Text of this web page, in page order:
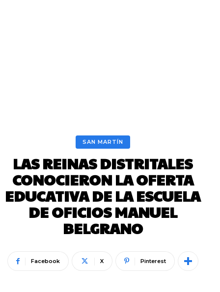
SAN MARTÍN
LAS REINAS DISTRITALES
CONOCIERON LA OFERTA
EDUCATIVA DE LA ESCUELA
DE OFICIOS MANUEL
BELGRANO
Facebook X Pinterest